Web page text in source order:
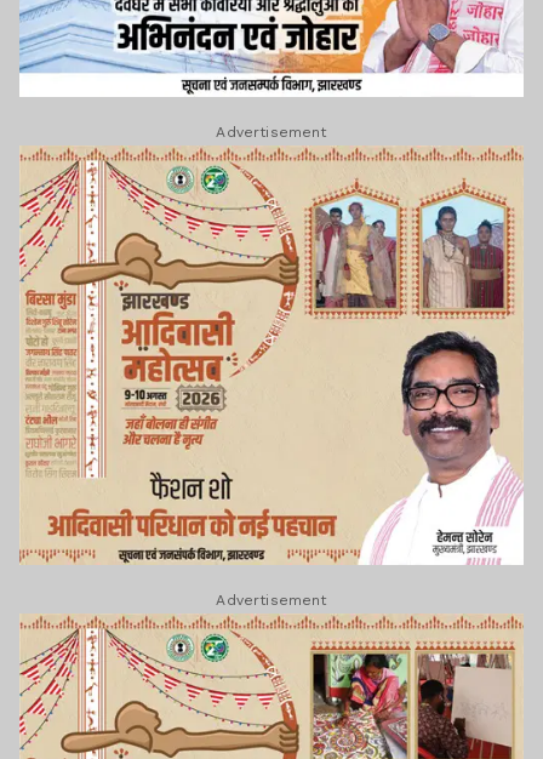
Advertisement
Advertisement